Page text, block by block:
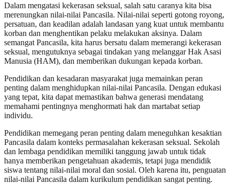
Dalam mengatasi kekerasan seksual, salah satu caranya kita bisa
merenungkan nilai-nilai Pancasila. Nilai-nilai seperti gotong royong,
persatuan, dan keadilan adalah landasan yang kuat untuk membantu
korban dan menghentikan pelaku melakukan aksinya. Dalam
semangat Pancasila, kita harus bersatu dalam memerangi kekerasan
seksual, mengutuknya sebagai tindakan yang melanggar Hak Asasi
Manusia (HAM), dan memberikan dukungan kepada korban.
Pendidikan dan kesadaran masyarakat juga memainkan peran
penting dalam menghidupkan nilai-nilai Pancasila. Dengan edukasi
yang tepat, kita dapat memastikan bahwa generasi mendatang
memahami pentingnya menghormati hak dan martabat setiap
individu.
Pendidikan memegang peran penting dalam meneguhkan kesaktian
Pancasila dalam konteks permasalahan kekerasan seksual. Sekolah
dan lembaga pendidikan memiliki tanggung jawab untuk tidak
hanya memberikan pengetahuan akademis, tetapi juga mendidik
siswa tentang nilai-nilai moral dan sosial. Oleh karena itu, penguatan
nilai-nilai Pancasila dalam kurikulum pendidikan sangat penting.